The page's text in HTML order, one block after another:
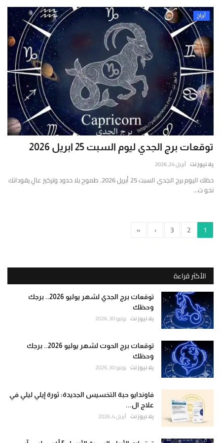
أبراج
توقعات برج الجدي ليوم السبت 25 ابريل 2026
يلا نيوز نت أبريل 24, 2026
حظك اليوم برج الجدي السبت 25 أبريل 2026. طموح بلا حدود وتركيز عالٍ يقودانك
نحو ت...
1
2
3
›
»
الأكثر قراءة
توقعات برج الجدي لشهر يوليو 2026.. برجك
وحظك
يلا نيوز نت يونيو 30, 2026
توقعات برج الحوت لشهر يوليو 2026.. برجك
وحظك
يلا نيوز نت يونيو 30, 2026
فاوندايو حبة التخسيس الجديدة: ثورة إيلي ليلي في
علاج ال...
يلا نيوز نت أبريل 4, 2026